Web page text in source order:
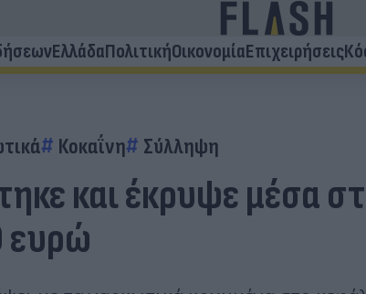
ΕλλάδαΠολιτικήΟικονομίαΕπιχειρήσεις
Κοκαΐνη Σύλληψη
και έκρυψε μέσα
ευρώ